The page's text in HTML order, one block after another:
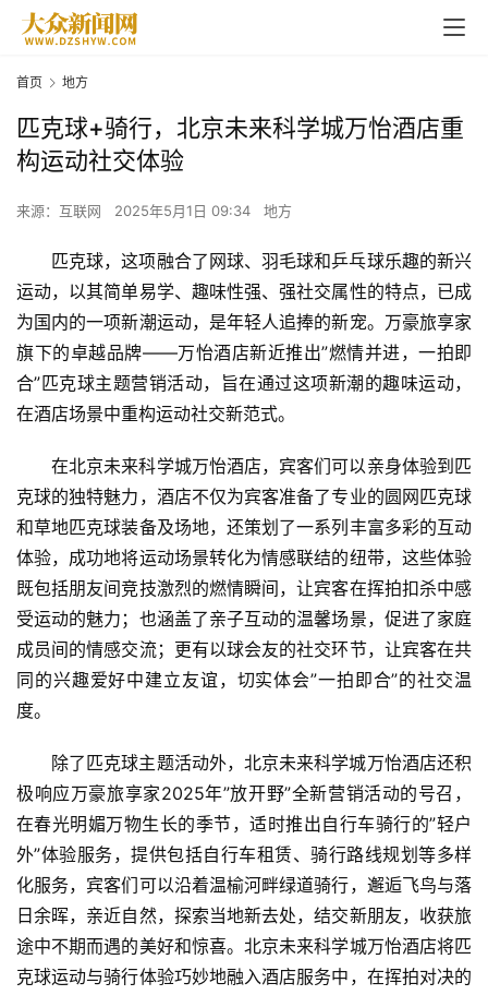
首页 地方
匹克球+骑行，北京未来科学城万怡酒店重
构运动社交体验
来源：互联网 2025年5月1日 09:34 地方
匹克球，这项融合了网球、羽毛球和乒乓球乐趣的新兴
运动，以其简单易学、趣味性强、强社交属性的特点，已成
为国内的一项新潮运动，是年轻人追捧的新宠。万豪旅享家
旗下的卓越品牌——万怡酒店新近推出”燃情并进，一拍即
合”匹克球主题营销活动，旨在通过这项新潮的趣味运动，
在酒店场景中重构运动社交新范式。
在北京未来科学城万怡酒店，宾客们可以亲身体验到匹
克球的独特魅力，酒店不仅为宾客准备了专业的圆网匹克球
和草地匹克球装备及场地，还策划了一系列丰富多彩的互动
体验，成功地将运动场景转化为情感联结的纽带，这些体验
既包括朋友间竞技激烈的燃情瞬间，让宾客在挥拍扣杀中感
受运动的魅力；也涵盖了亲子互动的温馨场景，促进了家庭
成员间的情感交流；更有以球会友的社交环节，让宾客在共
同的兴趣爱好中建立友谊，切实体会”一拍即合”的社交温
度。
除了匹克球主题活动外，北京未来科学城万怡酒店还积
极响应万豪旅享家2025年”放开野”全新营销活动的号召，
在春光明媚万物生长的季节，适时推出自行车骑行的”轻户
外”体验服务，提供包括自行车租赁、骑行路线规划等多样
化服务，宾客们可以沿着温榆河畔绿道骑行，邂逅飞鸟与落
日余晖，亲近自然，探索当地新去处，结交新朋友，收获旅
途中不期而遇的美好和惊喜。北京未来科学城万怡酒店将匹
克球运动与骑行体验巧妙地融入酒店服务中，在挥拍对决的